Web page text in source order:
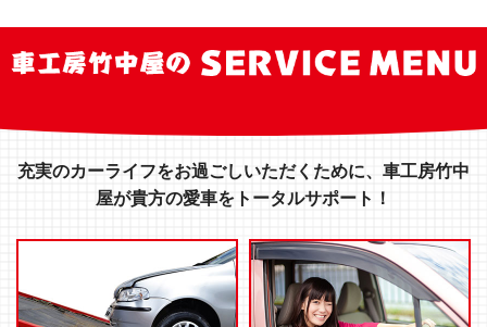
充実のカーライフをお過ごしいただくために、車工房竹中
屋が貴方の愛車をトータルサポート！